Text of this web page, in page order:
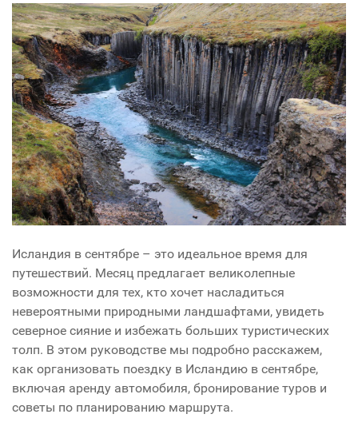
Исландия в сентябре – это идеальное время для
путешествий. Месяц предлагает великолепные
возможности для тех, кто хочет насладиться
невероятными природными ландшафтами, увидеть
северное сияние и избежать больших туристических
толп. В этом руководстве мы подробно расскажем,
как организовать поездку в Исландию в сентябре,
включая аренду автомобиля, бронирование туров и
советы по планированию маршрута.